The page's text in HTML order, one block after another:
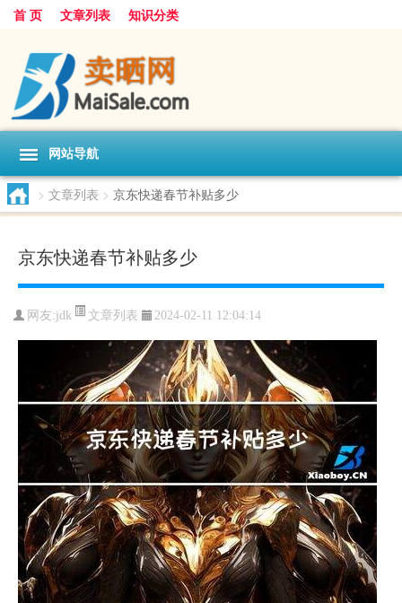
首 页 文章列表 知识分类
网站导航
> 文章列表 > 京东快递春节补贴多少
京东快递春节补贴多少
网友:jdk 文章列表 2024-02-11 12:04:14